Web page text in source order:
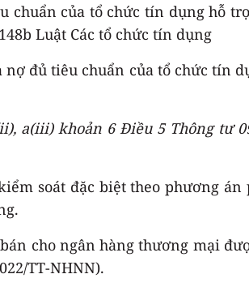
chuẩn của tổ chức tín dụng hỗ
Luật Các tổ chức tín dụng
nợ đủ tiêu chuẩn của tổ chức tín
a(iii) khoản 6 Điều 5 Thông tư
soát đặc biệt theo phương
cho ngân hàng thương mại
TT-NHNN).